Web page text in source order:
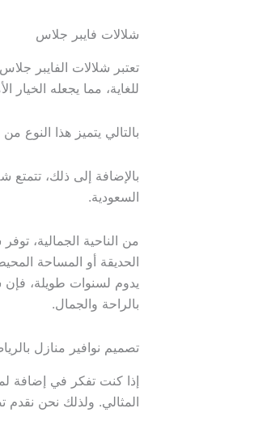
شلالات فايبر جلاس
تعتبر شلالات الفايبر
للغاية، مما يجعله الخيار
بالتالي يتميز هذا
بالإضافة إلى ذلك، تتمتع
السعودية.
من الناحية الجمالية،
الحديقة أو المساحة
يدوم لسنوات طويلة، فإن
بالراحة والجمال.
تصميم نوافير منازل
إذا كنت تفكر في إضافة
المثالي. ولذلك نحن